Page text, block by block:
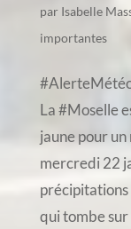
par Isabelle
importantes
La #Moselle
jaune pour
mercredi 22
précipitations
qui tombe sur